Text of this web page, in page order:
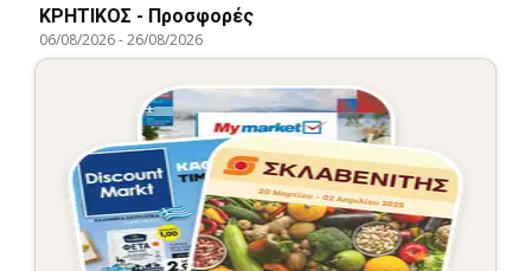
ΚΡΗΤΙΚΟΣ - Προσφορές
06/08/2026-26/08/2026